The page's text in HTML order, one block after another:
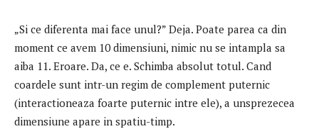
„Si ce diferenta mai face unul?” Deja. Poate parea ca din
moment ce avem 10 dimensiuni, nimic nu se intampla sa
aiba 11. Eroare. Da, ce e. Schimba absolut totul. Cand
coardele sunt intr-un regim de complement puternic
(interactioneaza foarte puternic intre ele), a unsprezecea
dimensiune apare in spatiu-timp.